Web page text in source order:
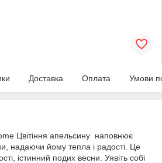
Доставка Оплата Умови
Цвітіння апельсину наповнює
, надаючи йому тепла і радості. Це
істинний подих весни. Уявіть собі